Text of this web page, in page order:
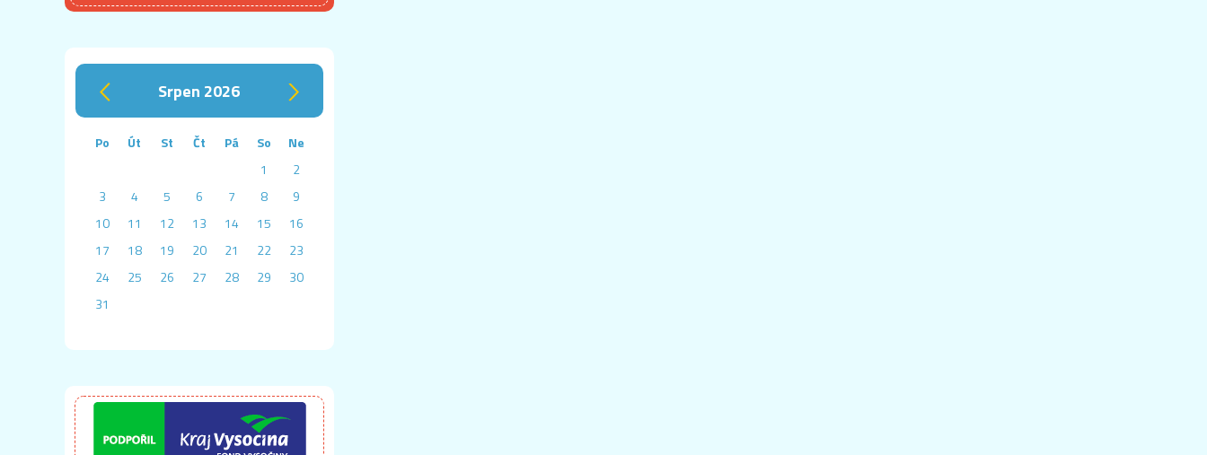
‹ srpen 2026 ›
Po Út St Čt Pá So
Ne
1
2
3
4 5 6 7 8
9
10
11 12 13 14 15
16
17
18 19 20 21 22
23
24
25 26 27 28 29
30
31